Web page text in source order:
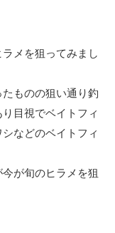
メを狙ってみまし
ものの狙い通り釣
目視でベイトフィ
などのベイトフィ
が旬のヒラメを狙